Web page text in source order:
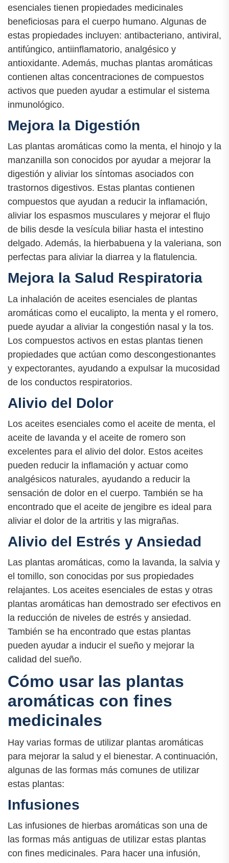
esenciales tienen propiedades medicinales
beneficiosas para el cuerpo humano. Algunas de
estas propiedades incluyen: antibacteriano, antiviral,
antifúngico, antiinflamatorio, analgésico y
antioxidante. Además, muchas plantas aromáticas
contienen altas concentraciones de compuestos
activos que pueden ayudar a estimular el sistema
inmunológico.
Mejora la Digestión
Las plantas aromáticas como la menta, el hinojo y la
manzanilla son conocidos por ayudar a mejorar la
digestión y aliviar los síntomas asociados con
trastornos digestivos. Estas plantas contienen
compuestos que ayudan a reducir la inflamación,
aliviar los espasmos musculares y mejorar el flujo
de bilis desde la vesícula biliar hasta el intestino
delgado. Además, la hierbabuena y la valeriana, son
perfectas para aliviar la diarrea y la flatulencia.
Mejora la Salud Respiratoria
La inhalación de aceites esenciales de plantas
aromáticas como el eucalipto, la menta y el romero,
puede ayudar a aliviar la congestión nasal y la tos.
Los compuestos activos en estas plantas tienen
propiedades que actúan como descongestionantes
y expectorantes, ayudando a expulsar la mucosidad
de los conductos respiratorios.
Alivio del Dolor
Los aceites esenciales como el aceite de menta, el
aceite de lavanda y el aceite de romero son
excelentes para el alivio del dolor. Estos aceites
pueden reducir la inflamación y actuar como
analgésicos naturales, ayudando a reducir la
sensación de dolor en el cuerpo. También se ha
encontrado que el aceite de jengibre es ideal para
aliviar el dolor de la artritis y las migrañas.
Alivio del Estrés y Ansiedad
Las plantas aromáticas, como la lavanda, la salvia y
el tomillo, son conocidas por sus propiedades
relajantes. Los aceites esenciales de estas y otras
plantas aromáticas han demostrado ser efectivos en
la reducción de niveles de estrés y ansiedad.
También se ha encontrado que estas plantas
pueden ayudar a inducir el sueño y mejorar la
calidad del sueño.
Cómo usar las plantas
aromáticas con fines
medicinales
Hay varias formas de utilizar plantas aromáticas
para mejorar la salud y el bienestar. A continuación,
algunas de las formas más comunes de utilizar
estas plantas:
Infusiones
Las infusiones de hierbas aromáticas son una de
las formas más antiguas de utilizar estas plantas
con fines medicinales. Para hacer una infusión,